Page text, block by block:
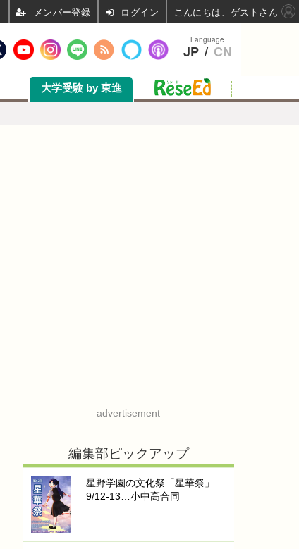
大学受験 by 東進
advertisement
編集部ピックアップ
星野学園の文化祭「星華祭」
9/12-13…小中高合同
Language
JP / CN
ログイン こんにちは、ゲストさん